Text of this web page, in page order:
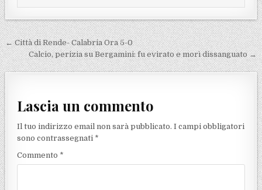
Navigazione articoli
← Città di Rende- Calabria Ora 5-0
Calcio, perizia su Bergamini: fu evirato e morì dissanguato →
Lascia un commento
Il tuo indirizzo email non sarà pubblicato. I campi obbligatori
sono contrassegnati *
Commento *